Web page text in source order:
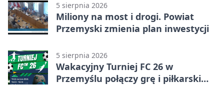
5 sierpnia 2026
Miliony na most i drogi. Powiat
Przemyski zmienia plan inwestycji
5 sierpnia 2026
Wakacyjny Turniej FC 26 w
Przemyślu połączy grę i piłkarski